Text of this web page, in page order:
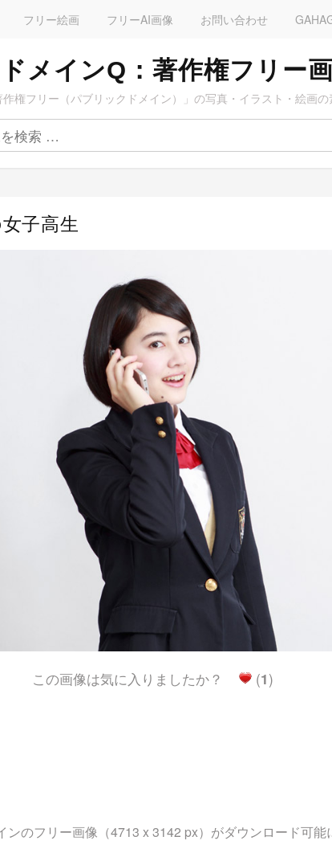
フリー絵画 フリーAI画像 お問い合わせ
メインQ：著作権フリー
権フリー（パブリックドメイン）」の写真・イラスト・絵画の
子高生
この画像は気に入りましたか？ (1)
のフリー画像（4713 x 3142 px）がダウンロード可能